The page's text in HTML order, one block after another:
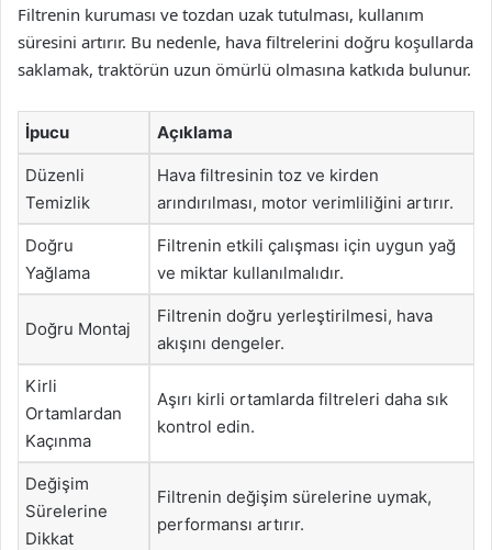
Filtrenin kuruması ve tozdan uzak tutulması, kullanım
süresini artırır. Bu nedenle, hava filtrelerini doğru koşullarda
saklamak, traktörün uzun ömürlü olmasına katkıda bulunur.
İpucu Açıklama
Düzenli
Temizlik
Hava filtresinin toz ve kirden
arındırılması, motor verimliliğini artırır.
Doğru
Yağlama
Filtrenin etkili çalışması için uygun yağ
ve miktar kullanılmalıdır.
Doğru Montaj
Filtrenin doğru yerleştirilmesi, hava
akışını dengeler.
Kirli
Ortamlardan
Kaçınma
Aşırı kirli ortamlarda filtreleri daha sık
kontrol edin.
Değişim
Sürelerine
Dikkat
Filtrenin değişim sürelerine uymak,
performansı artırır.